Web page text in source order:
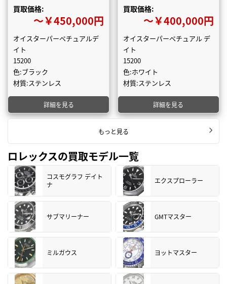
買取価格:
〜￥450,000円
オイスターパーペチュアルデ
イト
15200
色:ブラック
材質:ステンレス
詳細を見る
買取価格:
〜￥400,000円
オイスターパーペチュアル デ
イト
15200
色:ホワイト
材質:ステンレス
詳細を見る
もっと見る
ロレックスの買取モデル一覧
コスモグラフ デイト
ナ
エクスプローラー
サブマリーナー GMTマスター
ミルガウス ヨットマスター